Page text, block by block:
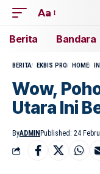
Aa
Berita Bandara
BERITA EKBIS PRO HOME
Wow,
Utara Ini
ByADMIN Published: 24